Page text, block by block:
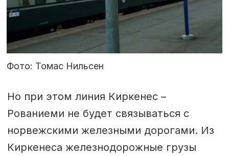
Фото: Томас Нильсен
Но при этом линия Киркенес –
Рованиеми не будет связываться с
норвежскими железными дорогами. Из
Киркенеса железнодорожные грузы